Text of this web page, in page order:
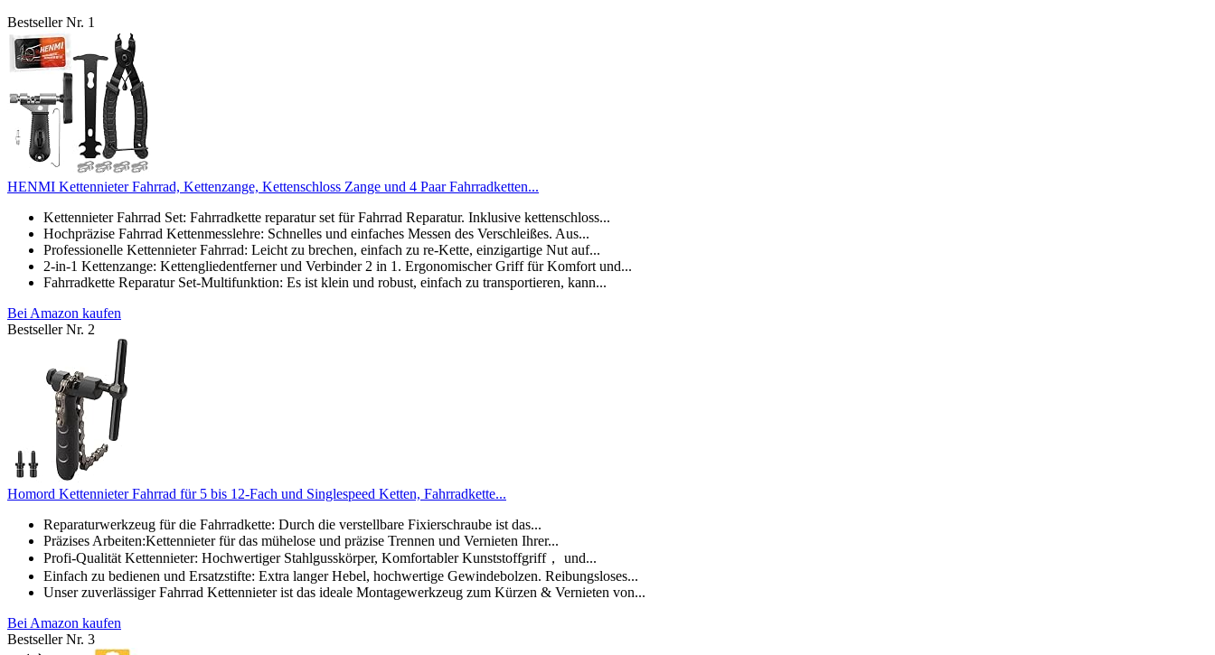
Bestseller Nr. 1
HENMI Kettennieter Fahrrad, Kettenzange, Kettenschloss Zange und 4 Paar Fahrradketten...
Kettennieter Fahrrad Set: Fahrradkette reparatur set für Fahrrad Reparatur. Inklusive kettenschloss...
Hochpräzise Fahrrad Kettenmesslehre: Schnelles und einfaches Messen des Verschleißes. Aus...
Professionelle Kettennieter Fahrrad: Leicht zu brechen, einfach zu re-Kette, einzigartige Nut auf...
2-in-1 Kettenzange: Kettengliedentferner und Verbinder 2 in 1. Ergonomischer Griff für Komfort und...
Fahrradkette Reparatur Set-Multifunktion: Es ist klein und robust, einfach zu transportieren, kann...
Bei Amazon kaufen
Bestseller Nr. 2
Homord Kettennieter Fahrrad für 5 bis 12-Fach und Singlespeed Ketten, Fahrradkette...
Reparaturwerkzeug für die Fahrradkette: Durch die verstellbare Fixierschraube ist das...
Präzises Arbeiten:Kettennieter für das mühelose und präzise Trennen und Vernieten Ihrer...
Profi-Qualität Kettennieter: Hochwertiger Stahlgusskörper, Komfortabler Kunststoffgriff， und...
Einfach zu bedienen und Ersatzstifte: Extra langer Hebel, hochwertige Gewindebolzen. Reibungsloses...
Unser zuverlässiger Fahrrad Kettennieter ist das ideale Montagewerkzeug zum Kürzen & Vernieten von...
Bei Amazon kaufen
Bestseller Nr. 3